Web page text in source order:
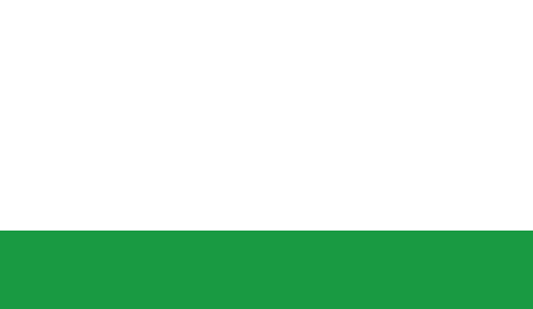
认知功能下降的效果、即使大脑的一部分因